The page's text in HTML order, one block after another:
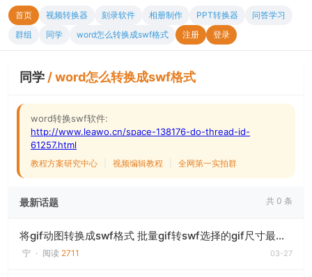
首页 视频转换器 刻录软件 相册制作 PPT转换器
问答学习
群组
同学 word怎么转换成swf格式 注册 登录
同学 /word怎么转换成swf格式
word转换swf软件:
http://www.leawo.cn/space-138176-do-thread-id-
61257.html
教程方案研究中心 视频编辑教程 全网第一实拍群
最新话题 共 0 条
将gif动图转换成swf格式 批量gif转swf选择的gif尺寸最好是一样的
宁 · 阅读 2711 03-27